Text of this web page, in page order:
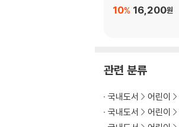
16,200원
10%
관련 분류
국내도서 어린이
국내도서
어린이